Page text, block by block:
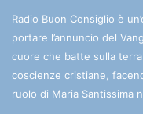
Radio Buon Consiglio è
portare l’annuncio del
cuore che batte sulla
coscienze cristiane,
ruolo di Maria Santissima